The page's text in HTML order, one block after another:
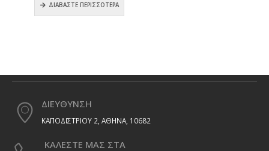
ΔΙΑΒΆΣΤΕ ΠΕΡΙΣΣΌΤΕΡΑ
ΔΙΕΥΘΥΝΣΗ
ΚΑΠΟΔΙΣΤΡΙΟΥ 2, ΑΘΗΝΑ, 10682
ΚΑΛΕΣΤΕ ΜΑΣ ΣΤΑ